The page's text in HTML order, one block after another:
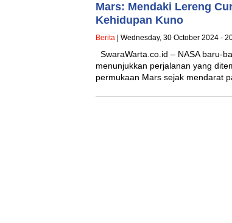
Mars: Mendaki Lereng
Kehidupan Kuno
Berita | Wednesday, 30 October 2024 -
SwaraWarta.co.id – NASA baru-
menunjukkan perjalanan yang
permukaan Mars sejak mendarat